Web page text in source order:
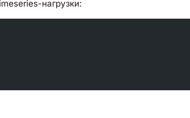
нагрузки: